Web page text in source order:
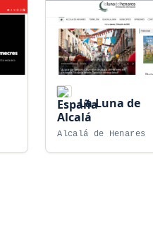
La Luna de
Alcalá
Alcalá de Henares